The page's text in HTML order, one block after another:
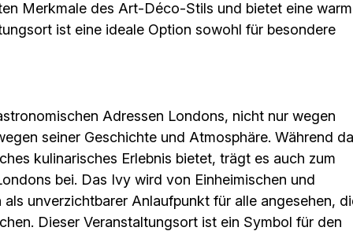
Merkmale des Art-Déco-Stils und bietet eine
ist eine ideale Option sowohl für besondere
Adressen Londons, nicht nur wegen
seiner Geschichte und Atmosphäre. Während
kulinarisches Erlebnis bietet, trägt es auch zum
bei. Das Ivy wird von Einheimischen und
unverzichtbarer Anlaufpunkt für alle angesehen,
Dieser Veranstaltungsort ist ein Symbol für den